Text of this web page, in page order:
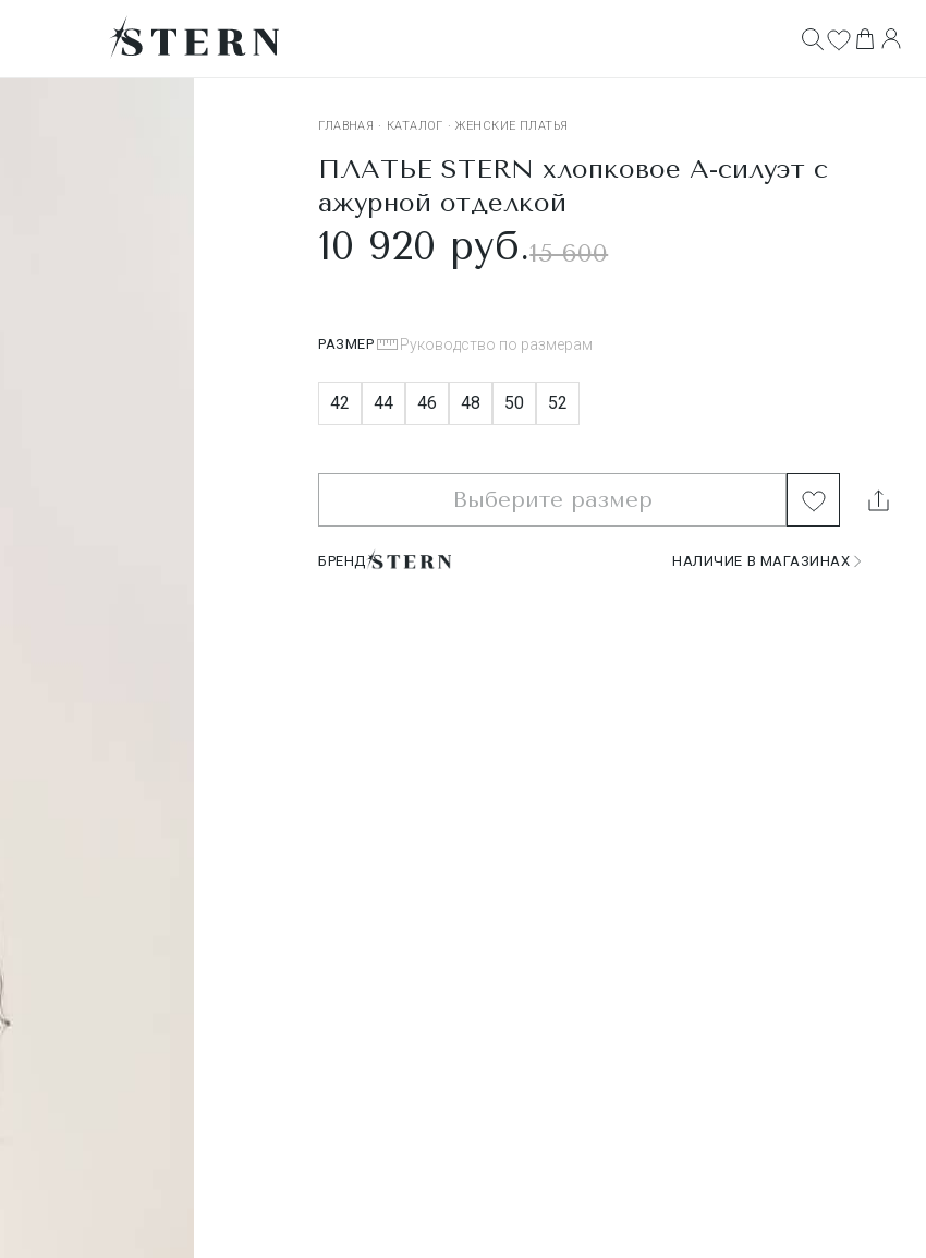
ГЛАВНАЯ · КАТАЛОГ · ЖЕНСКИЕ ПЛАТЬЯ
ПЛАТЬЕ STERN хлопковое А-силуэт с
ажурной отделкой
10 920 руб.15 600
РАЗМЕР Руководство по размерам
42 44 46 48 50 52
Выберите размер
БРЕНД НАЛИЧИЕ В МАГАЗИНАХ